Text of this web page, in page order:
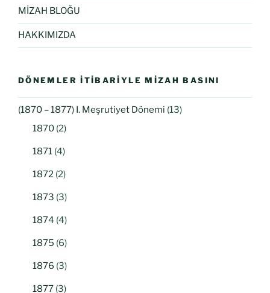
MİZAH BLOĞU
HAKKIMIZDA
DÖNEMLER İTIBARIYLE MIZAH BASINI
(1870 – 1877) I. Meşrutiyet Dönemi (13)
1870 (2)
1871 (4)
1872 (2)
1873 (3)
1874 (4)
1875 (6)
1876 (3)
1877 (3)